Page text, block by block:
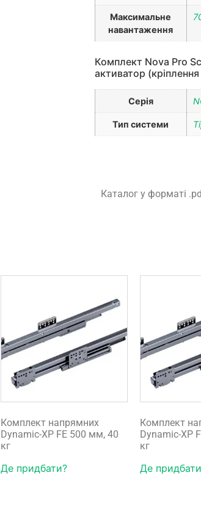
Максимальне
навантаження
Комплект Nova Pro
активатор
Серія
Тип системи
Каталог у форматі
Комплект напрямних
Dynamic-XP FE 500 мм, 40
кг
Де придбати?
Комплект
Dynamic-XP
кг
Де